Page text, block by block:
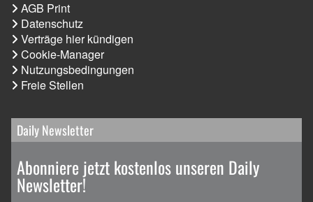
AGB Print
Datenschutz
Verträge hier kündigen
Cookie-Manager
Nutzungsbedingungen
Freie Stellen
Daily Newsletter
Abonniere jetzt kostenlos unseren Daily
Newsletter!